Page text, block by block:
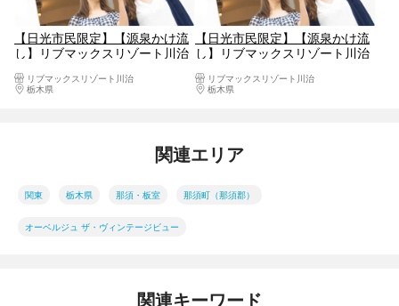
【日光市民限定】【源泉かけ流
し】リブマックスリゾート川治
リブマックスリゾート川治
栃木県
日光・霧降高原・奥日光・中禅寺湖・今市
【日光市民限定】【源泉かけ流
し】リブマックスリゾート川治
ル）リブマックスリゾート川治
栃木県
関連エリア
関東 栃木県 那須・板室 那須町（那須郡）
オーベルジュ ザ・ヴィンテージビュー
関連キーワード